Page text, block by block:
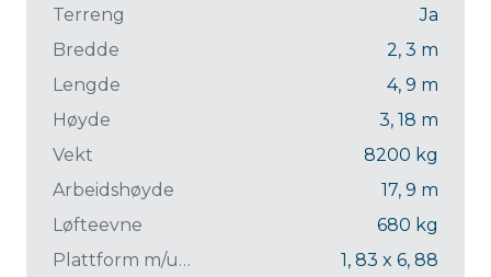
Terreng
Ja
Bredde
2, 3 m
Lengde
4, 9 m
Høyde
3, 18 m
Vekt
8200 kg
Arbeidshøyde
17, 9 m
Løfteevne
680 kg
Plattform m/utskyv
1, 83 x 6, 88